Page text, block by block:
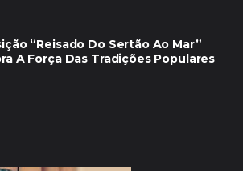
“Reisado Do Sertão Ao Mar”
A Força Das Tradições Populares